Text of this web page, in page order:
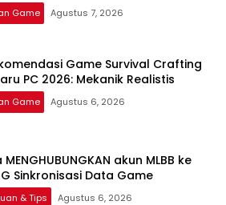
Game Agustus 7, 2026
Game Survival Crafting
PC 2026: Mekanik Realistis
Game Agustus 6, 2026
akun MLBB ke
Sinkronisasi Data Game
& Tips Agustus 6, 2026